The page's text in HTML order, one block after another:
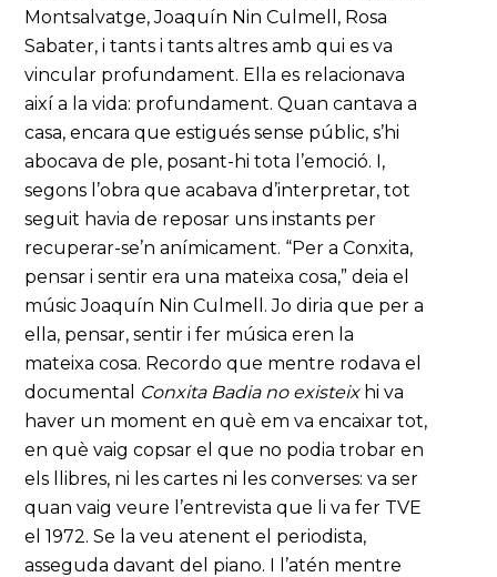
Montsalvatge, Joaquín Nin Culmell, Rosa
Sabater, i tants i tants altres amb qui es va
vincular profundament. Ella es relacionava
així a la vida: profundament. Quan cantava a
casa, encara que estigués sense públic, s’hi
abocava de ple, posant-hi tota l’emoció. I,
segons l’obra que acabava d’interpretar, tot
seguit havia de reposar uns instants per
recuperar-se’n anímicament. “Per a Conxita,
pensar i sentir era una mateixa cosa,” deia el
músic Joaquín Nin Culmell. Jo diria que per a
ella, pensar, sentir i fer música eren la
mateixa cosa. Recordo que mentre rodava el
documental Conxita Badia no existeixhi va
haver un moment en què em va encaixar tot,
en què vaig copsar el que no podia trobar en
els llibres, ni les cartes ni les converses: va ser
quan vaig veure l’entrevista que li va fer TVE
el 1972. Se la veu atenent el periodista,
asseguda davant del piano. I l’atén mentre